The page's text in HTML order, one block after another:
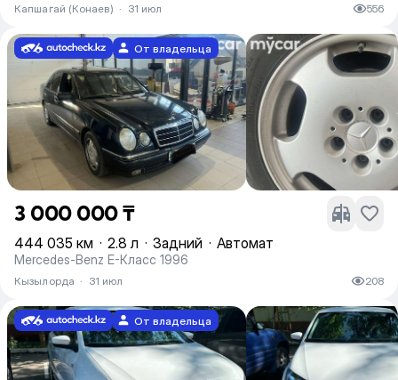
Капшагай (Конаев) · 31 июл 556
От владельца
3 000 000 ₸
444 035 км · 2.8 л · Задний · Автомат
Mercedes-Benz E-Класс 1996
Кызылорда · 31 июл 208
От владельца